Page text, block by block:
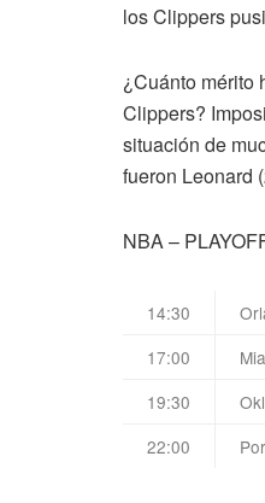
los Clippers
¿Cuánto mérito
Clippers?
situación de
fueron Leonard
NBA –
14:30
17:00
19:30
22:00